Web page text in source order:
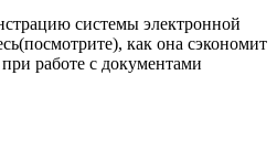
системы электронной
как она сэкономит
работе с документами